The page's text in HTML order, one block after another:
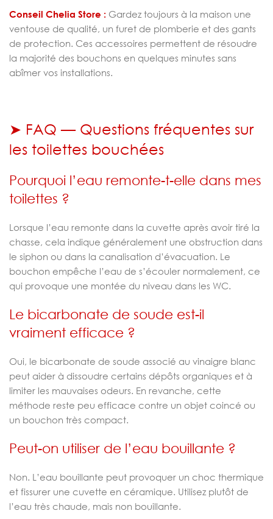
Conseil Chelia Store : Gardez toujours à la maison une
ventouse de qualité, un furet de plomberie et des gants
de protection. Ces accessoires permettent de résoudre
la majorité des bouchons en quelques minutes sans
abîmer vos installations.
➤ FAQ — Questions fréquentes sur
les toilettes bouchées
Pourquoi l’eau remonte-t-elle dans mes
toilettes ?
Lorsque l’eau remonte dans la cuvette après avoir tiré la
chasse, cela indique généralement une obstruction dans
le siphon ou dans la canalisation d’évacuation. Le
bouchon empêche l’eau de s’écouler normalement, ce
qui provoque une montée du niveau dans les WC.
Le bicarbonate de soude est-il
vraiment efficace ?
Oui, le bicarbonate de soude associé au vinaigre blanc
peut aider à dissoudre certains dépôts organiques et à
limiter les mauvaises odeurs. En revanche, cette
méthode reste peu efficace contre un objet coincé ou
un bouchon très compact.
Peut-on utiliser de l’eau bouillante ?
Non. L’eau bouillante peut provoquer un choc thermique
et fissurer une cuvette en céramique. Utilisez plutôt de
l’eau très chaude, mais non bouillante.